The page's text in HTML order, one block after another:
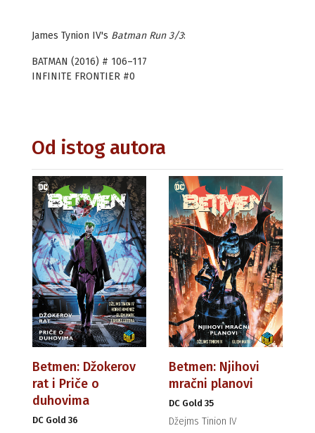
James Tynion IV's Batman Run 3/3:
BATMAN (2016) # 106–117
INFINITE FRONTIER #0
Od istog autora
Betmen: Džokerov
rat i Priče o
duhovima
DC Gold 36
Betmen: Njihovi
mračni planovi
DC Gold 35
Džejms Tinion IV